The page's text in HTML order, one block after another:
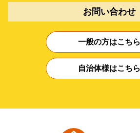
お問い合わせ
一般の方はこちら
自治体様はこちら